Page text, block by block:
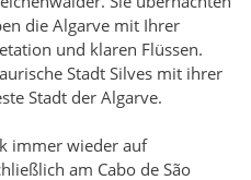
die Algarve mit Ihrer
und klaren Flüssen.
Stadt Silves mit ihrer
Stadt der Algarve.
immer wieder auf
am Cabo de São